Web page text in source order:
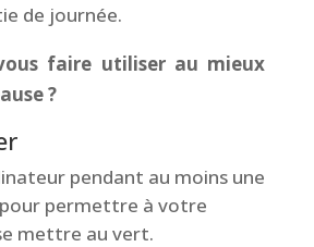
de journée.
faire utiliser au mieux
?
pendant au moins une
permettre à votre
mettre au vert.